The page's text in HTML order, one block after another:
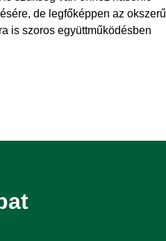
de legfőképpen az okszerű
is szoros együttműködésben